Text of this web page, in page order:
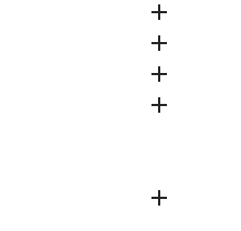




